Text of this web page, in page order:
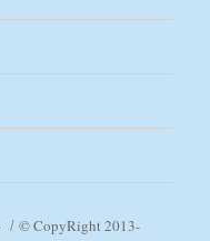
© CopyRight 2013-